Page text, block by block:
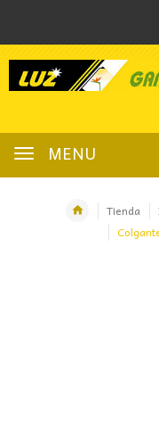
MENU
Tienda